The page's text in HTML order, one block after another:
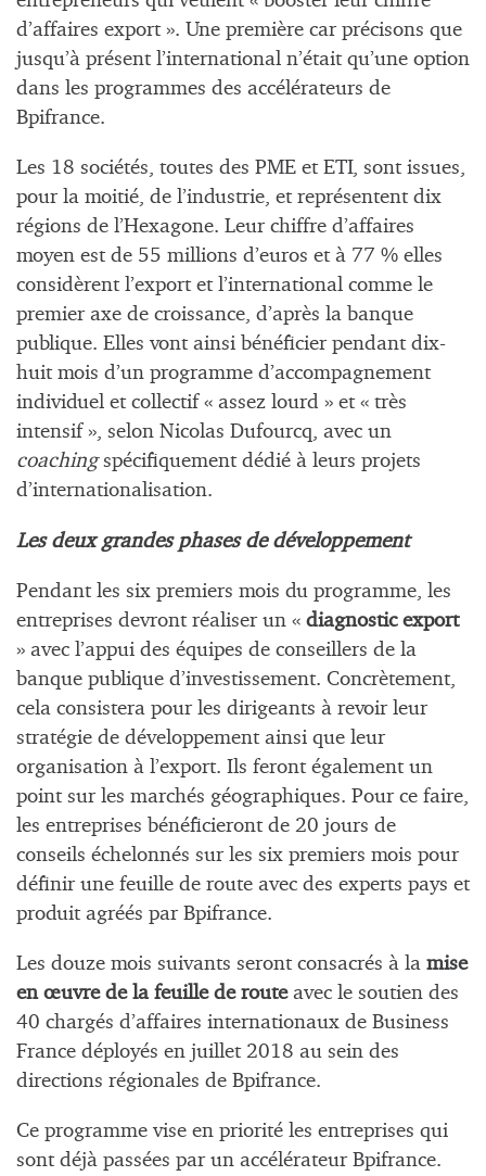
d’affaires export ». Une première car précisons que
jusqu’à présent l’international n’était qu’une option
dans les programmes des accélérateurs de
Bpifrance.
Les 18 sociétés, toutes des PME et ETI, sont issues,
pour la moitié, de l’industrie, et représentent dix
régions de l’Hexagone. Leur chiffre d’affaires
moyen est de 55 millions d’euros et à 77 % elles
considèrent l’export et l’international comme le
premier axe de croissance, d’après la banque
publique. Elles vont ainsi bénéficier pendant dix-
huit mois d’un programme d’accompagnement
individuel et collectif « assez lourd » et « très
intensif », selon Nicolas Dufourcq, avec un
coachingspécifiquement dédié à leurs projets
d’internationalisation.
Les deux grandes phases de développement
Pendant les six premiers mois du programme, les
entreprises devront réaliser un « diagnostic export
» avec l’appui des équipes de conseillers de la
banque publique d’investissement. Concrètement,
cela consistera pour les dirigeants à revoir leur
stratégie de développement ainsi que leur
organisation à l’export. Ils feront également un
point sur les marchés géographiques. Pour ce faire,
les entreprises bénéficieront de 20 jours de
conseils échelonnés sur les six premiers mois pour
définir une feuille de route avec des experts pays et
produit agréés par Bpifrance.
Les douze mois suivants seront consacrés à la mise
en œuvre de la feuille de routeavec le soutien des
40 chargés d’affaires internationaux de Business
France déployés en juillet 2018 au sein des
directions régionales de Bpifrance.
Ce programme vise en priorité les entreprises qui
sont déjà passées par un accélérateur Bpifrance.